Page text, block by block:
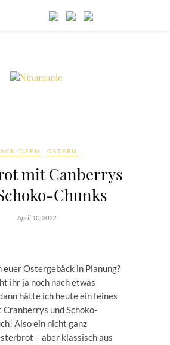
OSTERN
mit Canberrys
Chunks
April 10, 2022
euer Ostergebäck in Planung?
ihr ja noch nach etwas
hätte ich heute ein feines
und Schoko-
Also ein nicht ganz
– aber klassisch aus